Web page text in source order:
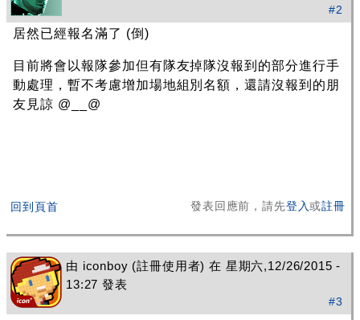
#2
居然已經報名滿了 (倒)
目前將會以報隊參加但有隊友掉隊沒報到的部分進行手
動處理，暫不考慮增加場地組別名額，還請沒報到的朋
友見諒 @__@
回到頁首 發表回應前，請先登入或註冊
由 iconboy (註冊使用者) 在 星期六,12/26/2015 -
13:27 發表
#3